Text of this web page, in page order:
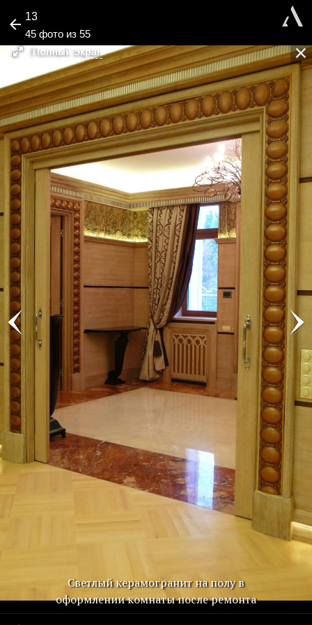
13
45 фото из 55
Светлый керамогранит на полу в
оформлении комнаты после ремонта